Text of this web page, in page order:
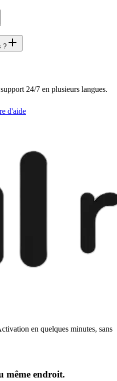
?
24/7 en plusieurs langues.
d'aide
en quelques minutes, sans
même endroit.